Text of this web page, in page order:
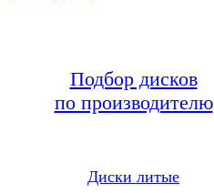
Подбор дисков
по производителю
Диски литые